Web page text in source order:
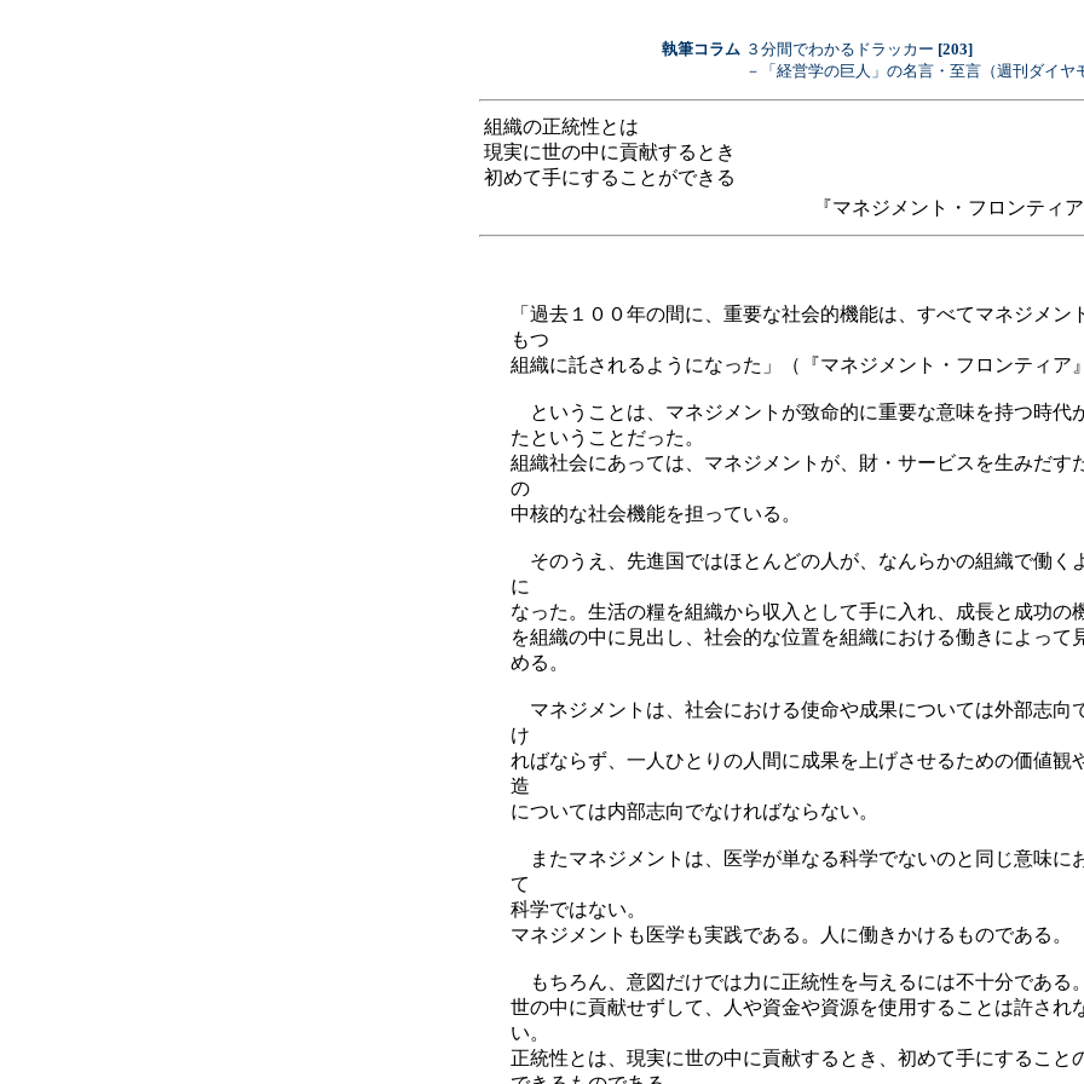
執筆コラム ３分間でわかるドラッカー [203]
－「経営学の巨人」の名言・至言（週刊ダイヤ
組織の正統性とは
現実に世の中に貢献するとき
初めて手にすることができる
『マネジメント・フロンティ
「過去１００年の間に、重要な社会的機能は、すべてマネジメン
もつ
組織に託されるようになった」（『マネジメント・フロンティア
ということは、マネジメントが致命的に重要な意味を持つ時代
たということだった。
組織社会にあっては、マネジメントが、財・サービスを生みだす
の
中核的な社会機能を担っている。
そのうえ、先進国ではほとんどの人が、なんらかの組織で働く
に
なった。生活の糧を組織から収入として手に入れ、成長と成功の
を組織の中に見出し、社会的な位置を組織における働きによって
める。
マネジメントは、社会における使命や成果については外部志向
け
ればならず、一人ひとりの人間に成果を上げさせるための価値観
造
については内部志向でなければならない。
またマネジメントは、医学が単なる科学でないのと同じ意味に
て
科学ではない。
マネジメントも医学も実践である。人に働きかけるものである。
もちろん、意図だけでは力に正統性を与えるには不十分である。
世の中に貢献せずして、人や資金や資源を使用することは許され
い。
正統性とは、現実に世の中に貢献するとき、初めて手にすること